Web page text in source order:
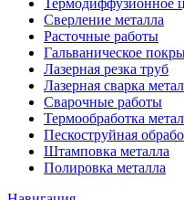
Сверление металла
Расточные работы
Гальваническое
Лазерная резка труб
Лазерная сварка
Сварочные работы
Термообработка
Пескоструйная
Штамповка металла
Полировка металла